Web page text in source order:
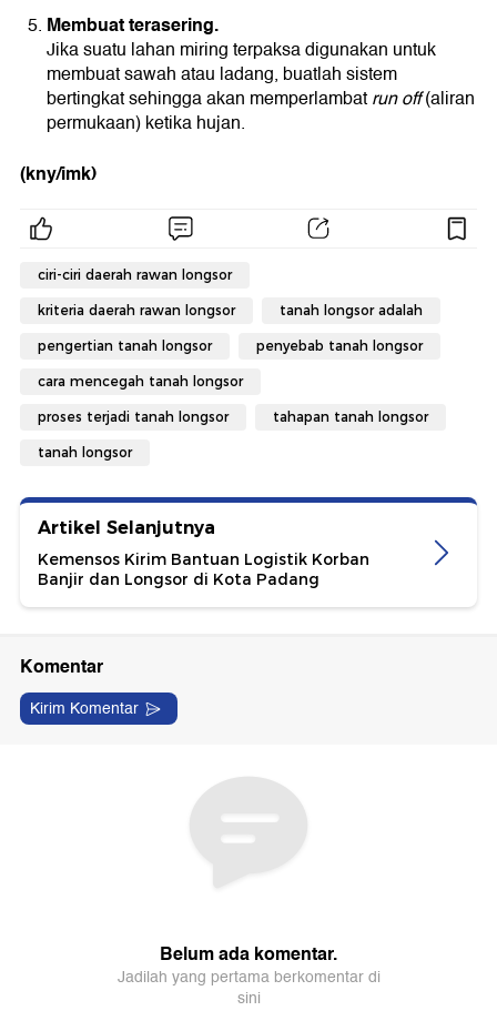
Membuat terasering.
Jika suatu lahan miring terpaksa digunakan untuk
membuat sawah atau ladang, buatlah sistem
bertingkat sehingga akan memperlambatrun off(aliran
permukaan) ketika hujan.
(kny/imk)
ciri-ciri daerah rawan longsor
kriteria daerah rawan longsor tanah longsor adalah
pengertian tanah longsor penyebab tanah longsor
cara mencegah tanah longsor
proses terjadi tanah longsor tahapan tanah longsor
tanah longsor
Artikel Selanjutnya
Kemensos Kirim Bantuan Logistik Korban
Banjir dan Longsor di Kota Padang